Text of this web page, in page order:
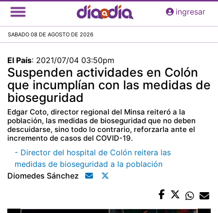
Pasar
al
principal
ingresar
SABADO 08 DE AGOSTO DE 2026
El País: 2021/07/04 03:50pm
Suspenden actividades en Colón
que incumplían con las medidas de
bioseguridad
Edgar Coto, director regional del Minsa reiteró a la
población, las medidas de bioseguridad que no deben
descuidarse, sino todo lo contrario, reforzarla ante el
incremento de casos del COVID-19.
- Director del hospital de Colón reitera las
medidas de bioseguridad a la población
Diomedes Sánchez